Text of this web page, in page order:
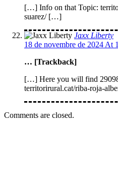
[…] Info on that Topic:
suarez/ […]
Jaxx Liberty
18 de novembre de 2024 At
… [Trackback]
[…] Here you will find
territorirural.cat/riba-roja-
Comments are closed.